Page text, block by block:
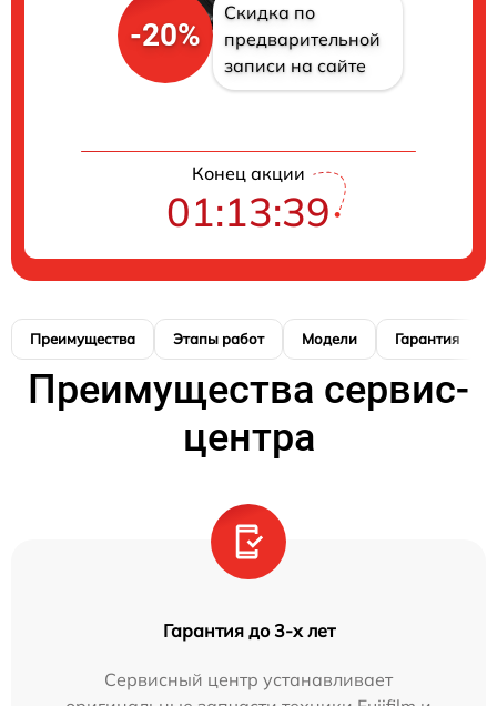
-20%
Скидка по
предварительной
записи на сайте
Конец акции
01:13:38
Преимущества Этапы работ Модели Гарантия
Преимущества сервис-
центра
Гарантия до 3-х лет
Сервисный центр устанавливает